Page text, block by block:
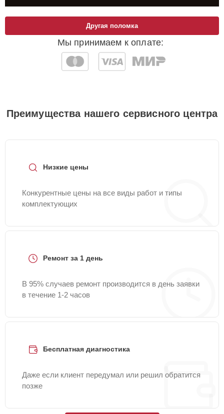
Мы принимаем к оплате:
Другая поломка
Преимущества нашего сервисного центра
Низкие цены
Конкурентные цены на все виды работ и типы
комплектующих
Ремонт за 1 день
В 95% случаев ремонт производится в день заявки
в течение 1-2 часов
Бесплатная диагностика
Даже если клиент передумал или решил обратится
позже